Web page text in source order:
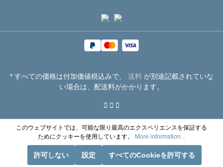
* すべての価格は付加価値税込みで、 送料が別途記載されていな
い場合は、配送料がかかります。
このウェブサイトでは、可能な限り最高のエクスペリエンスを保証する
ためにクッキーを使用しています。
More information...
許可しない 設定 すべてのCookieを許可する